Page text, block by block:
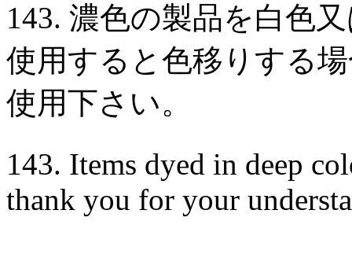
143. 濃色の製品を白色
使用すると色移りする
使用下さい。
143. Items dyed in deep
thank you for your